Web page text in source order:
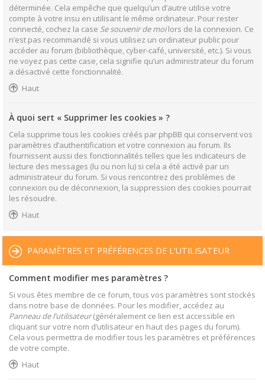
déterminée. Cela empêche que quelqu’un d’autre utilise votre
compte à votre insu en utilisant le même ordinateur. Pour rester
connecté, cochez la case Se souvenir de moilors de la connexion. Ce
n’est pas recommandé si vous utilisez un ordinateur public pour
accéder au forum (bibliothèque, cyber-café, université, etc.). Si vous
ne voyez pas cette case, cela signifie qu’un administrateur du forum
a désactivé cette fonctionnalité.
Haut
À quoi sert « Supprimer les cookies » ?
Cela supprime tous les cookies créés par phpBB qui conservent vos
paramètres d’authentification et votre connexion au forum. Ils
fournissent aussi des fonctionnalités telles que les indicateurs de
lecture des messages (lu ou non lu) si cela a été activé par un
administrateur du forum. Si vous rencontrez des problèmes de
connexion ou de déconnexion, la suppression des cookies pourrait
les résoudre.
Haut
PARAMÈTRES ET PRÉFÉRENCES DE L’UTILISATEUR
Comment modifier mes paramètres ?
Si vous êtes membre de ce forum, tous vos paramètres sont stockés
dans notre base de données. Pour les modifier, accédez au
Panneau de l’utilisateur(généralement ce lien est accessible en
cliquant sur votre nom d’utilisateur en haut des pages du forum).
Cela vous permettra de modifier tous les paramètres et préférences
de votre compte.
Haut